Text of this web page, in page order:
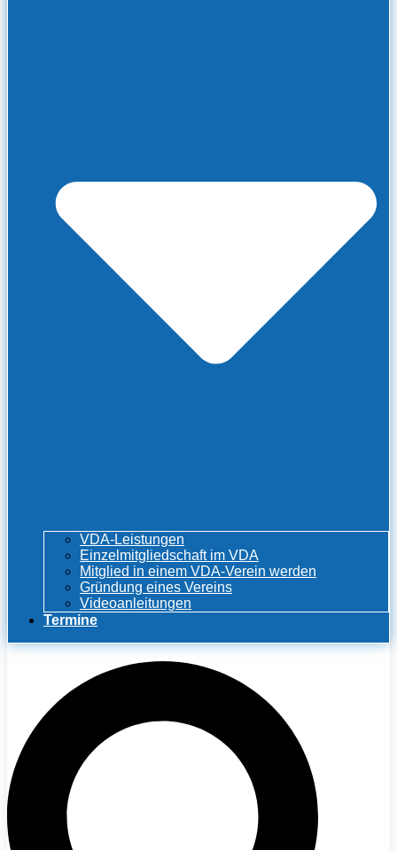
VDA-Leistungen
Einzelmitgliedschaft im VDA
Mitglied in einem VDA-Verein werden
Gründung eines Vereins
Videoanleitungen
Termine